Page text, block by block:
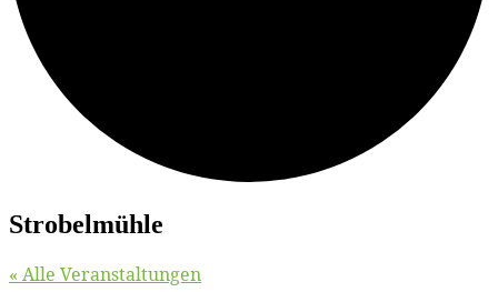
Stro­bel­müh­le
« Alle Veranstaltungen